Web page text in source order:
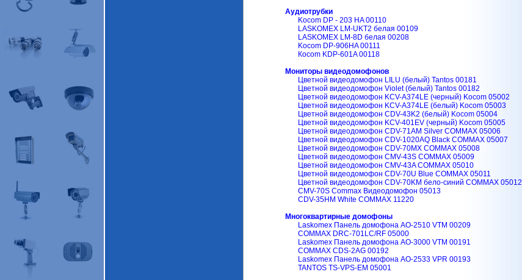
Аудиотрубки
Kocom DP - 203 HA 00110
LASKOMEX LM-UKT2 белая 00109
LASKOMEX LM-8D белая 00208
Kocom DP-906HA 00111
Кocom KDP-601A 00118
Мониторы видеодомофонов
Цветной видеодомофон LILU (белый) Tantos 00181
Цветной видеодомофон Violet (белый) Tantos 00182
Цветной видеодомофон KCV-A374LE (черный) Kocom 05002
Цветной видеодомофон KCV-A374LE (белый) Kocom 05003
Цветной видеодомофон CDV-43K2 (белый) Kocom 05004
Цветной видеодомофон KCV-401EV (черный) Kocom 05005
Цветной видеодомофон CDV-71AM Silver COMMAX 05006
Цветной видеодомофон CDV-1020AQ Black COMMAX 05007
Цветной видеодомофон CDV-70MX COMMAX 05008
Цветной видеодомофон CMV-43S COMMAX 05009
Цветной видеодомофон CMV-43A COMMAX 05010
Цветной видеодомофон CDV-70U Blue COMMAX 05011
Цветной видеодомофон CDV-70KM бело-синий COMMAX 05012
CMV-70S Commax Видеодомофон 05013
CDV-35HM White COMMAX 11220
Многоквартирные домофоны
Laskomex Панель домофона AO-2510 VTM 00209
COMMAX DRC-701LC/RF 05000
Laskomex Панель домофона AO-3000 VTM 00191
COMMAX CDS-2AG 00192
Laskomex Панель домофона AO-2533 VPR 00193
TANTOS TS-VPS-EM 05001